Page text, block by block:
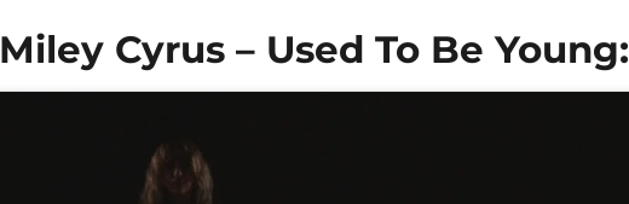
Cyrus – Used To Be Young: